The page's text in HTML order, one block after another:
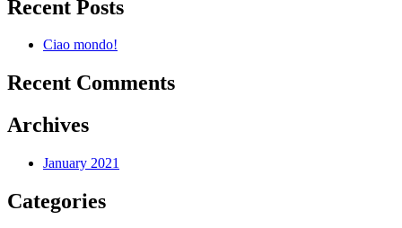
Recent Posts
Ciao mondo!
Recent Comments
Archives
January 2021
Categories